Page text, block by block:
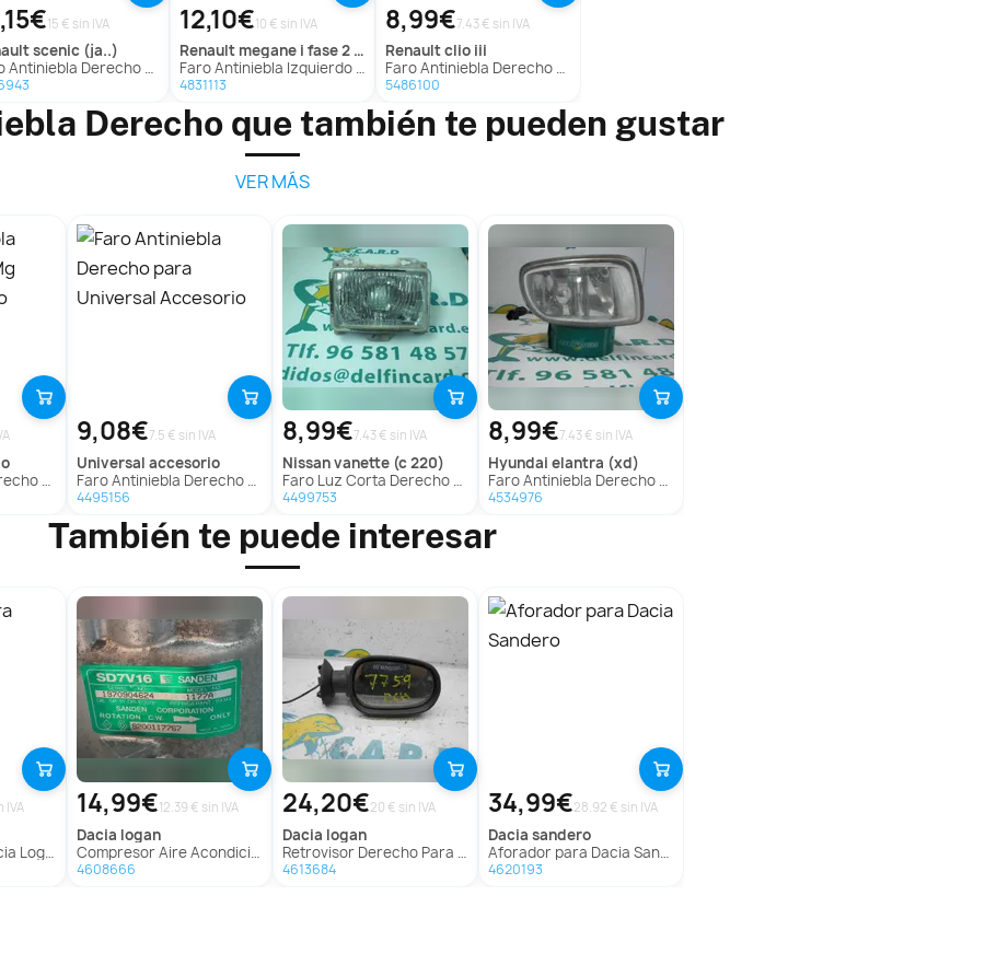
15 € sin IVA
scenic (ja..)
Derecho Para Renault Scenic
12,10€10 € sin IVA
renault megane i fase 2 classic (la..)
Faro Antiniebla Izquierdo Para Renault Megane I Fase 2 Classic
4831113
8,99€7.43 € sin IVA
renaultclio iii
Faro Antiniebla Derecho para Renault Clio Iii
5486100
Derecho que también te pueden gustar
VER MÁS
Montego
9,08€7.5 € sin IVA
universal accesorio
Faro Antiniebla Derecho para Universal Accesorio
4495156
8,99€7.43 € sin IVA
nissanvanette (c 220)
Faro Luz Corta Derecho Para Nissan Vanette
4499753
8,99€7.43 € sin IVA
hyundai elantra (xd)
Faro Antiniebla Derecho Para Hyundai Elantra
4534976
También te puede interesar
IVA
Logan
14,99€12.39 € sin IVA
dacia logan
Compresor Aire Acondicionado para Dacia Logan
4608666
24,20€20 € sin IVA
dacia logan
Retrovisor Derecho Para Dacia Logan
4613684
34,99€28.92 € sin IVA
dacia sandero
Aforador para Dacia Sandero
4620193